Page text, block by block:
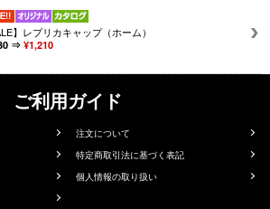
】レプリカキャップ（ホーム）
⇒ ¥1,210
ご利用ガイド
注文について
特定商取引法に基づく表記
個人情報の取り扱い